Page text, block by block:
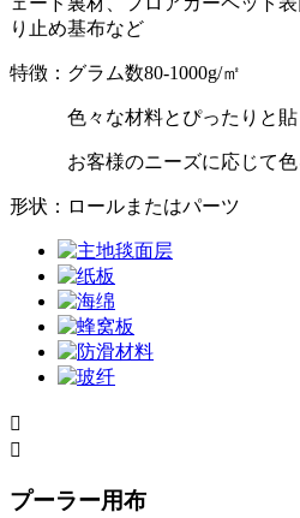
り止め基布など
特徴：グラム数80-1000g/㎡
色々な材料とぴったりと貼
お客様のニーズに応じて色
形状：ロールまたはパーツ


プーラー用布